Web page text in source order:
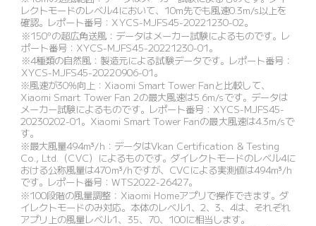
レクトモードのレベル4において、10m先でも風速0.3m/s以上を
確認。レポート番号：XYCS-MJFS45-20221230-02。
※150°の超広角送風：データはメーカー試験によるものです。レ
ポート番号：XYCS-MJFS45-20221230-01。
※4種類の自然風：製造元による試験データです。レポート番号：
XYCS-MJFS45-20220906-01。
※風速が30%向上：Xiaomi Smart Tower Fanと比較して、
Xiaomi Smart Tower Fan 2の最大風速は5.6m/sです。データは
メーカー試験によるものです。レポート番号：XYCS-MJFS45-
20230202-01。Xiaomi Smart Tower Fanの最大風速は4.3m/sで
す。
※最大風量494m³/h：データはVkan Certification & Testing
Co., Ltd.（CVC）によるものです。ダイレクトモードのレベル4に
おける公称風量は470m³/hですが、CVCによる実測値は494m³/h
です。レポート番号：WTS2022-26427。
※100段階の風量調整：Xiaomi Homeアプリで操作できます。ダ
イレクトモードのみ対応。本体のレベル1、2、3、4は、それぞれ
アプリ上の風量レベル1、35、70、100に相当します。